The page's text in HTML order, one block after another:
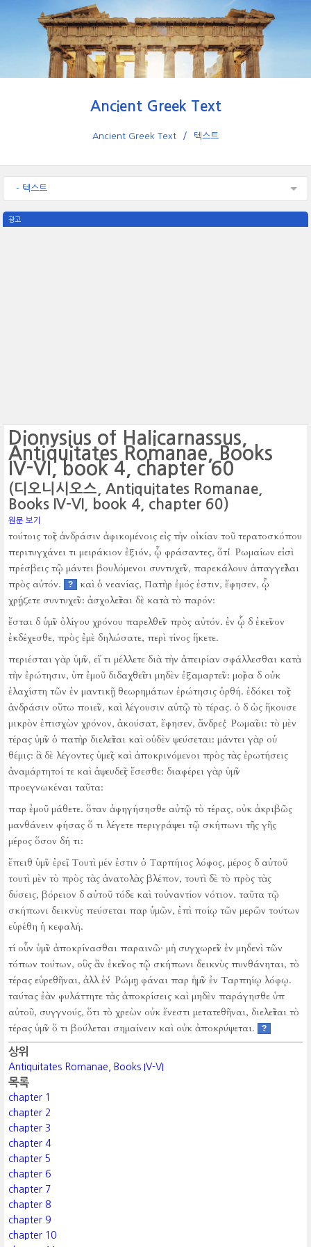
Ancient Greek Text
Ancient Greek Text 텍스트
- 텍스트
광고
Dionysius of Halicarnassus,
Antiquitates Romanae, Books
IV-VI, book 4, chapter 60
(디오니시오스, Antiquitates Romanae,
Books IV-VI, book 4, chapter 60)
원문 보기
τούτοις τοῖς ἀνδράσιν ἀφικομένοις εἰς τὴν οἰκίαν τοῦ τερατοσκόπου
περιτυγχάνει τι μειράκιον ἐξιόν, ᾧ φράσαντες, ὅτι Ῥωμαίων εἰσὶ
πρέσβεις τῷ μάντει βουλόμενοι συντυχεῖν, παρεκάλουν ἀπαγγεῖλαι
πρὸς αὐτόν.
?
καὶ ὁ νεανίας, Πατὴρ ἐμός ἐστιν, ἔφησεν, ᾧ
χρῄζετε συντυχεῖν: ἀσχολεῖται δὲ κατὰ τὸ παρόν:
ἔσται δ ὑμῖν ὀλίγου χρόνου παρελθεῖν πρὸς αὐτόν. ἐν ᾧ δ ἐκεῖνον
ἐκδέχεσθε, πρὸς ἐμὲ δηλώσατε, περὶ τίνος ἥκετε.
περιέσται γὰρ ὑμῖν, εἴ τι μέλλετε διὰ τὴν ἀπειρίαν σφάλλεσθαι κατὰ
τὴν ἐρώτησιν, ὑπ ἐμοῦ διδαχθεῖσι μηδὲν ἐξαμαρτεῖν: μοῖρα δ οὐκ
ἐλαχίστη τῶν ἐν μαντικῇ θεωρημάτων ἐρώτησις ὀρθή. ἐδόκει τοῖς
ἀνδράσιν οὕτω ποιεῖν, καὶ λέγουσιν αὐτῷ τὸ τέρας. ὁ δ ὡς ἤκουσε
μικρὸν ἐπισχὼν χρόνον, ἀκούσατ, ἔφησεν, ἄνδρες Ῥωμαῖοι: τὸ μὲν
τέρας ὑμῖν ὁ πατὴρ διελεῖται καὶ οὐδὲν ψεύσεται: μάντει γὰρ οὐ
θέμις: ἃ δὲ λέγοντες ὑμεῖς καὶ ἀποκρινόμενοι πρὸς τὰς ἐρωτήσεις
ἀναμάρτητοί τε καὶ ἀψευδεῖς ἔσεσθε: διαφέρει γὰρ ὑμῖν
προεγνωκέναι ταῦτα:
παρ ἐμοῦ μάθετε. ὅταν ἀφηγήσησθε αὐτῷ τὸ τέρας, οὐκ ἀκριβῶς
μανθάνειν φήσας ὅ τι λέγετε περιγράψει τῷ σκήπωνι τῆς γῆς
μέρος ὅσον δή τι:
ἔπειθ ὑμῖν ἐρεῖ, Τουτὶ μέν ἐστιν ὁ Ταρπήιος λόφος, μέρος δ αὐτοῦ
τουτὶ μὲν τὸ πρὸς τὰς ἀνατολὰς βλέπον, τουτὶ δὲ τὸ πρὸς τὰς
δύσεις, βόρειον δ αὐτοῦ τόδε καὶ τοὐναντίον νότιον. ταῦτα τῷ
σκήπωνι δεικνὺς πεύσεται παρ ὑμῶν, ἐπὶ ποίῳ τῶν μερῶν τούτων
εὑρέθη ἡ κεφαλή.
τί οὖν ὑμῖν ἀποκρίνασθαι παραινῶ· μὴ συγχωρεῖν ἐν μηδενὶ τῶν
τόπων τούτων, οὓς ἂν ἐκεῖνος τῷ σκήπωνι δεικνὺς πυνθάνηται, τὸ
τέρας εὑρεθῆναι, ἀλλ ἐν Ῥώμῃ φάναι παρ ἡμῖν ἐν Ταρπηίῳ λόφῳ.
ταύτας ἐὰν φυλάττητε τὰς ἀποκρίσεις καὶ μηδὲν παράγησθε ὑπ
αὐτοῦ, συγγνούς, ὅτι τὸ χρεὼν οὐκ ἔνεστι μετατεθῆναι, διελεῖται τὸ
τέρας ὑμῖν ὅ τι βούλεται σημαίνειν καὶ οὐκ ἀποκρύψεται.
?
상위
Antiquitates Romanae, Books IV-VI
목록
chapter 1
chapter 2
chapter 3
chapter 4
chapter 5
chapter 6
chapter 7
chapter 8
chapter 9
chapter 10